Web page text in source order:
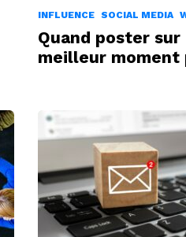
INFLUENCE SOCIAL MEDIA
Quand poster
meilleur moment